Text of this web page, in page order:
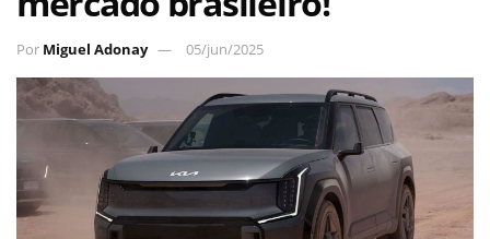
Por Miguel Adonay 05/jun/2025